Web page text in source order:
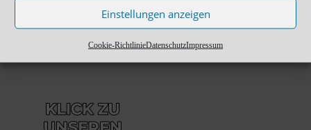
Einstellungen anzeigen
Cookie-RichtlinieDatenschutzImpressum